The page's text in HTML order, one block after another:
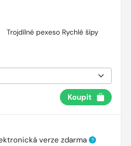
Trojdílné pexeso Rychlé šípy
Koupit
verze zdarma ?